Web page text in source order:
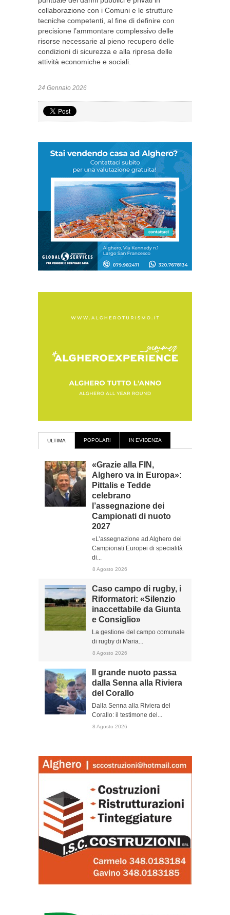
collaborazione con i Comuni e le strutture
tecniche competenti, al fine di definire con
precisione l’ammontare complessivo delle
risorse necessarie al pieno recupero delle
condizioni di sicurezza e alla ripresa delle
attività economiche e sociali.
24 Gennaio 2026
ULTIMA POPOLARI IN EVIDENZA
«Grazie alla FIN,
Alghero va in Europa»:
Pittalis e Tedde
celebrano
l’assegnazione dei
Campionati di nuoto
2027
«L’assegnazione ad Alghero dei
Campionati Europei di specialità
di...
8 Agosto 2026
Caso campo di rugby, i
Riformatori: «Silenzio
inaccettabile da Giunta
e Consiglio»
La gestione del campo comunale
di rugby di Maria...
8 Agosto 2026
Il grande nuoto passa
dalla Senna alla Riviera
del Corallo
Dalla Senna alla Riviera del
Corallo: il testimone del...
8 Agosto 2026